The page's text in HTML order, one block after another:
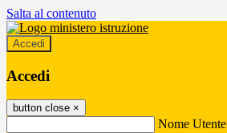
Salta al contenuto
Accedi
Accedi
button close ×
Nome Utente